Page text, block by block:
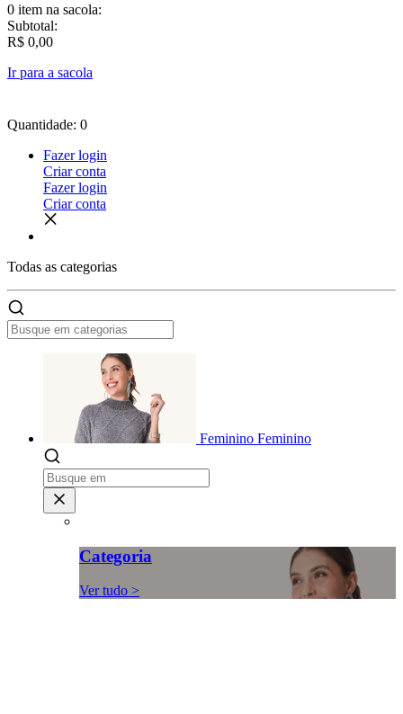
0 item na sacola:
Subtotal:
R$ 0,00
Ir para a sacola
Quantidade: 0
Fazer login
Criar conta
Fazer login
Criar conta
Todas as categorias
Feminino Feminino
Categoria
Ver tudo >